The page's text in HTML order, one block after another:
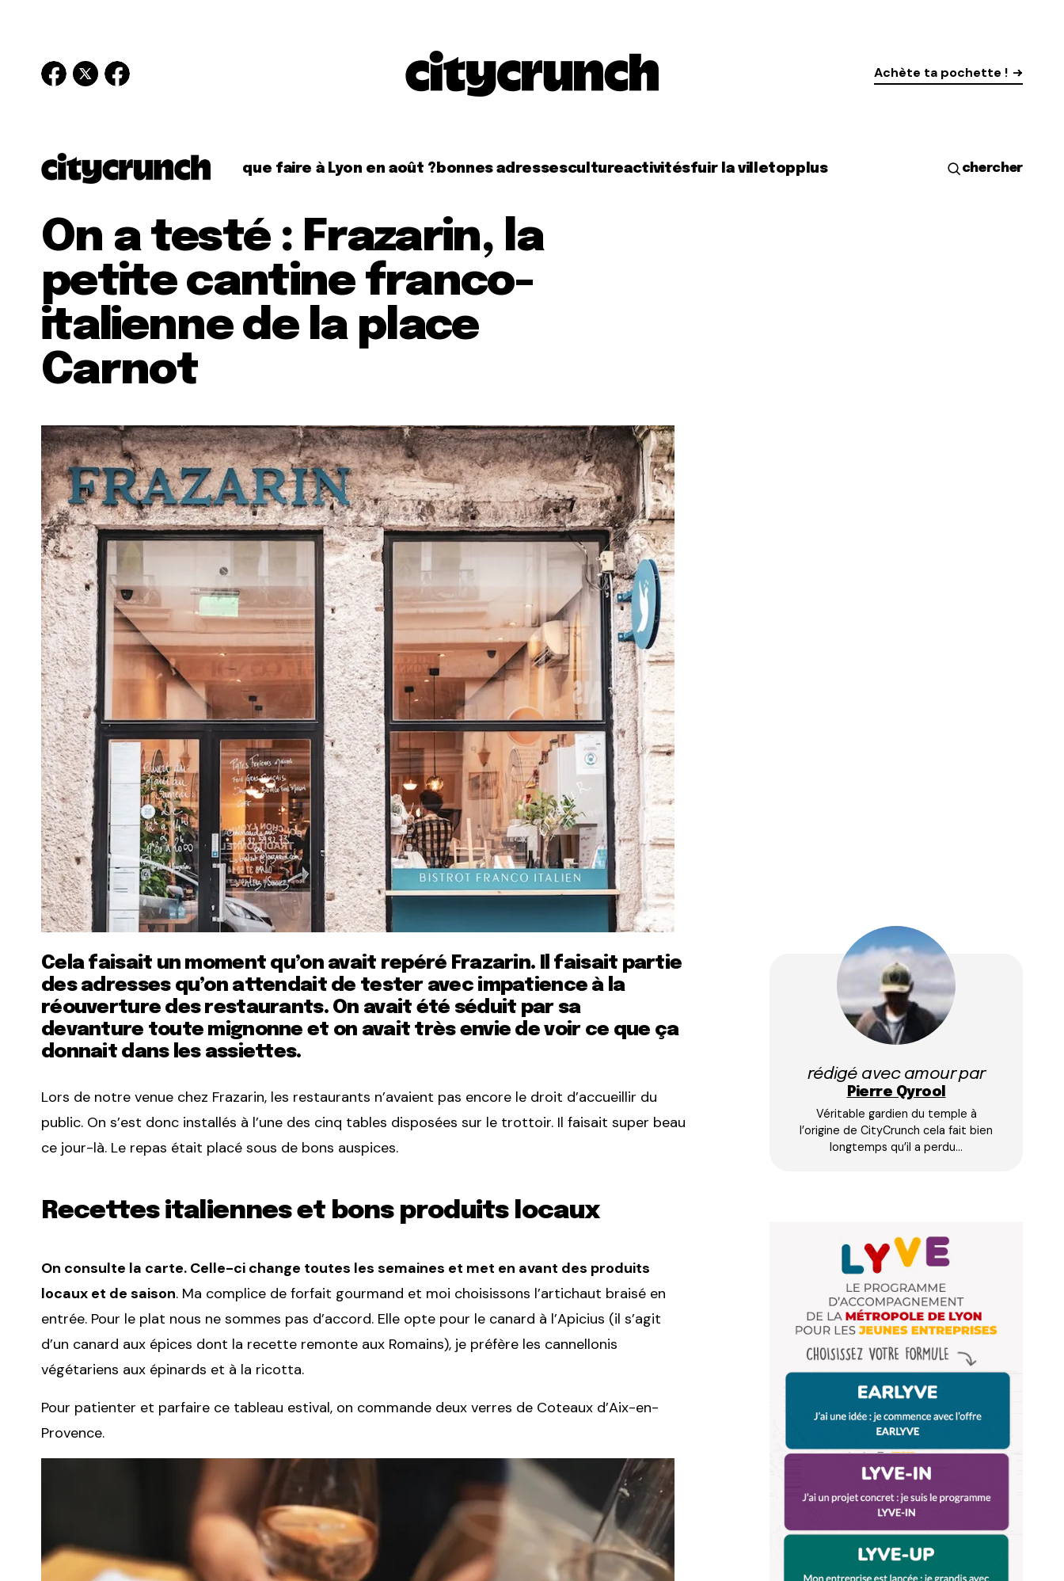
Achète ta pochette !
que faire à Lyon en août ? bonnes adressescultureactivitésfuir la villetopplus chercher
On a testé : Frazarin, la
petite cantine franco-
italienne de la place
Carnot
Cela faisait un moment qu’on avait repéré Frazarin. Il faisait partie
des adresses qu’on attendait de tester avec impatience à la
réouverture des restaurants. On avait été séduit par sa
devanture toute mignonne et on avait très envie de voir ce que ça
donnait dans les assiettes.
Lors de notre venue chez Frazarin, les restaurants n’avaient pas encore le droit d’accueillir du
public. On s’est donc installés à l’une des cinq tables disposées sur le trottoir. Il faisait super beau
ce jour-là. Le repas était placé sous de bons auspices.
Recettes italiennes et bons produits locaux
On consulte la carte. Celle-ci change toutes les semaines et met en avant des produits
locaux et de saison. Ma complice de forfait gourmand et moi choisissons l’artichaut braisé en
entrée. Pour le plat nous ne sommes pas d’accord. Elle opte pour le canard à l’Apicius (il s’agit
d’un canard aux épices dont la recette remonte aux Romains), je préfère les cannellonis
végétariens aux épinards et à la ricotta.
Pour patienter et parfaire ce tableau estival, on commande deux verres de Coteaux d’Aix-en-
Provence.
rédigé avec amour par
Pierre Qyrool
Véritable gardien du temple à
l’origine de CityCrunch cela fait bien
longtemps qu’il a perdu…